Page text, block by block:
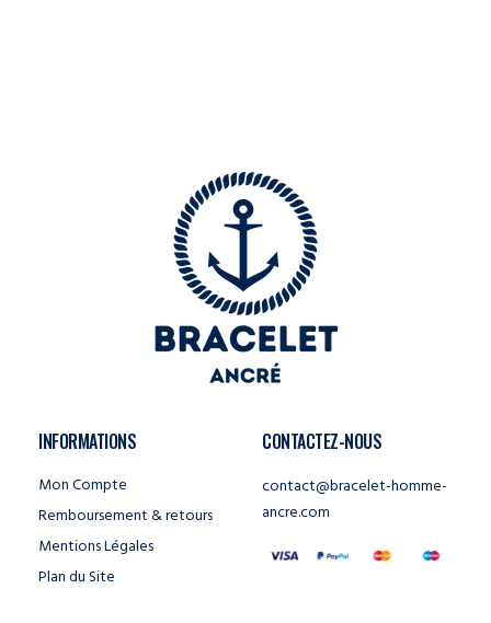
INFORMATIONS
Mon Compte
Remboursement & retours
Mentions Légales
Plan du Site
CONTACTEZ-NOUS
contact@bracelet-homme-
ancre.com